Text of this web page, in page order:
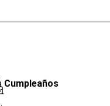
Cumpleaños